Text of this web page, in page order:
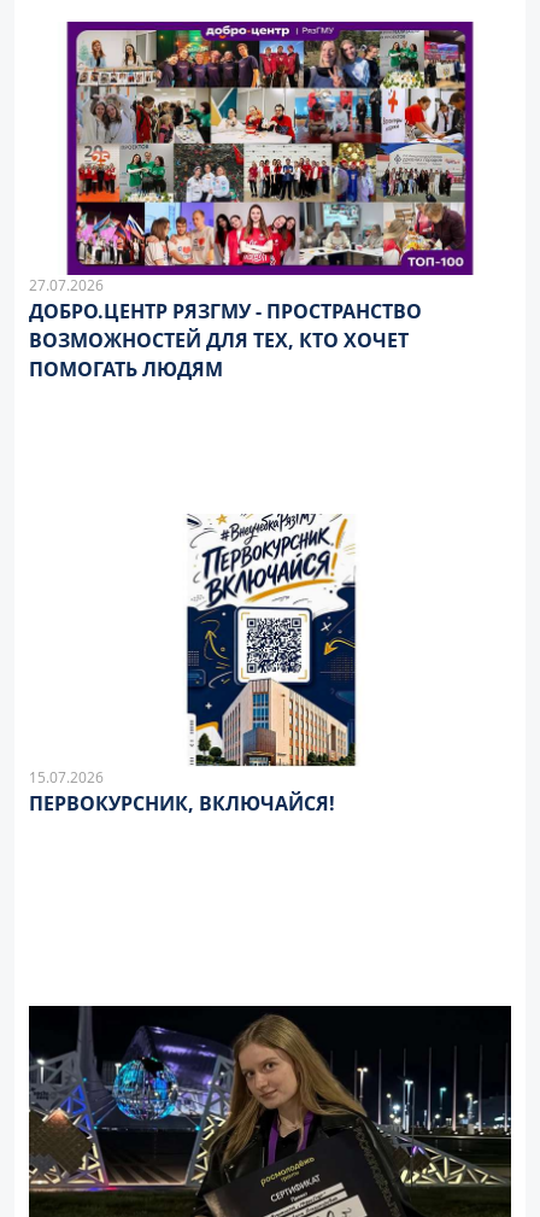
27.07.2026
ДОБРО.ЦЕНТР РЯЗГМУ - ПРОСТРАНСТВО
ВОЗМОЖНОСТЕЙ ДЛЯ ТЕХ, КТО ХОЧЕТ
ПОМОГАТЬ ЛЮДЯМ
15.07.2026
ПЕРВОКУРСНИК, ВКЛЮЧАЙСЯ!